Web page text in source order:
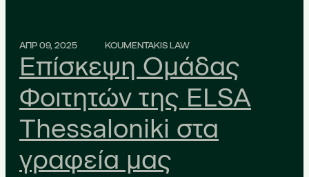
ΑΠΡ 09, 2025 KOUMENTAKIS LAW
Επίσκεψη Ομάδας
Φοιτητών της ELSA
Thessaloniki στα
γραφεία μας